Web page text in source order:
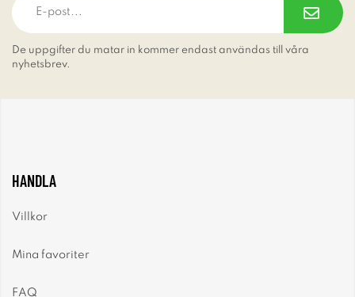
De uppgifter du matar in kommer endast användas till våra
nyhetsbrev.
HANDLA
Villkor
Mina favoriter
FAQ